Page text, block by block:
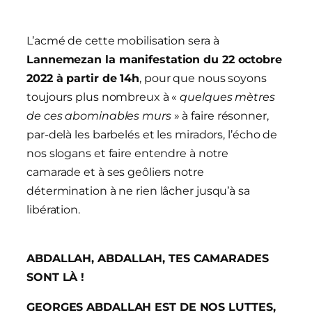
L’acmé de cette mobilisation sera à
Lannemezan la manifestation du 22 octobre
2022 à partir de 14h, pour que nous soyons
toujours plus nombreux à «quelques mètres
de ces abominables murs» à faire résonner,
par-delà les barbelés et les miradors, l’écho de
nos slogans et faire entendre à notre
camarade et à ses geôliers notre
détermination à ne rien lâcher jusqu’à sa
libération.
ABDALLAH, ABDALLAH, TES CAMARADES
SONT LÀ !
GEORGES ABDALLAH EST DE NOS LUTTES,